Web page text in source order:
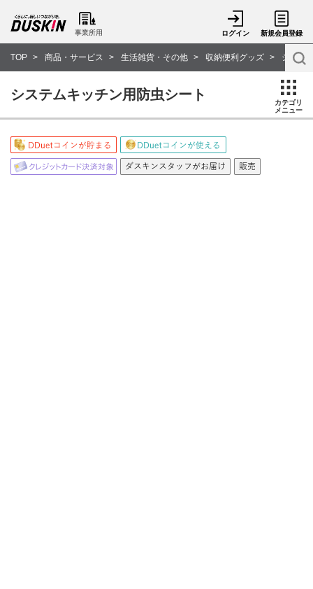
事業所用 ログイン 新規会員登録
TOP 商品・サービス 生活雑貨・その他 収納便利グッズ システ
システムキッチン用防虫シート
カテゴリ
メニュー